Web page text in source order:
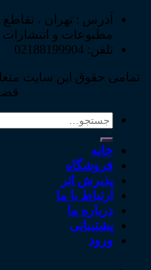
آدرس : تهران ،
مطبوعات و انتشارات
تلفن: 02188199904
تمامی حقوق این سایت
جستجو
خانه
فروشگاه
پذیرش اثر
ارتباط با ما
درباره ما
پشتیبانی
ورود